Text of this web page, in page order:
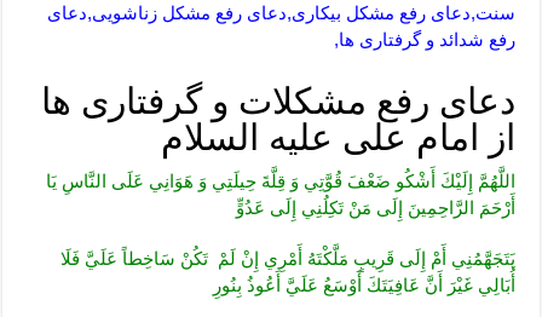
سنت,دعای رفع مشکل بیکاری,دعای رفع مشکل زناشویی,دعای
رفع شدائد و گرفتاری ها,
دعای رفع مشکلات و گرفتاری ها
از امام علی علیه السلام
اللَّهُمَّ إِلَيْكَ أَشْكُو ضَعْفَ‏ قُوَّتِي‏ وَ قِلَّةَ حِيلَتِي وَ هَوَانِي عَلَى النَّاسِ يَا
أَرْحَمَ الرَّاحِمِينَ إِلَى مَنْ تَكِلُنِي إِلَى عَدُوٍّ
يَتَجَهَّمُنِي أَمْ إِلَى قَرِيبٍ مَلَّكْتَهُ أَمْرِي إِنْ لَمْ‏ تَكُنْ سَاخِطاً عَلَيَّ فَلَا
أُبَالِي غَيْرَ أَنَّ عَافِيَتَكَ أَوْسَعُ عَلَيَّ أَعُوذُ بِنُورِ